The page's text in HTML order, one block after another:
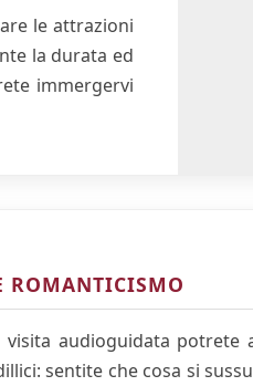
le attrazioni
la durata ed
immergervi
ROMANTICISMO
visita audioguidata potrete
sentite che cosa si